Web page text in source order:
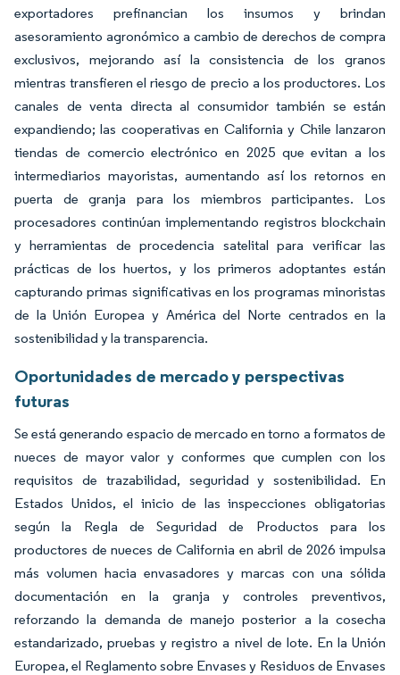
exportadores prefinancian los insumos y brindan
asesoramiento agronómico a cambio de derechos de compra
exclusivos, mejorando así la consistencia de los granos
mientras transfieren el riesgo de precio a los productores. Los
canales de venta directa al consumidor también se están
expandiendo; las cooperativas en California y Chile lanzaron
tiendas de comercio electrónico en 2025 que evitan a los
intermediarios mayoristas, aumentando así los retornos en
puerta de granja para los miembros participantes. Los
procesadores continúan implementando registros blockchain
y herramientas de procedencia satelital para verificar las
prácticas de los huertos, y los primeros adoptantes están
capturando primas significativas en los programas minoristas
de la Unión Europea y América del Norte centrados en la
sostenibilidad y la transparencia.
Oportunidades de mercado y perspectivas
futuras
Se está generando espacio de mercado en torno a formatos de
nueces de mayor valor y conformes que cumplen con los
requisitos de trazabilidad, seguridad y sostenibilidad. En
Estados Unidos, el inicio de las inspecciones obligatorias
según la Regla de Seguridad de Productos para los
productores de nueces de California en abril de 2026 impulsa
más volumen hacia envasadores y marcas con una sólida
documentación en la granja y controles preventivos,
reforzando la demanda de manejo posterior a la cosecha
estandarizado, pruebas y registro a nivel de lote. En la Unión
Europea, el Reglamento sobre Envases y Residuos de Envases